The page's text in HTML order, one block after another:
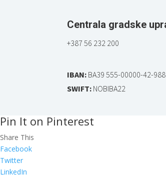
Centrala gradske
+387 56 232 200
IBAN: BA39 555-00000-42-
SWIFT: NOBIBA22
Pin It on Pinterest
Share This
Facebook
Twitter
LinkedIn